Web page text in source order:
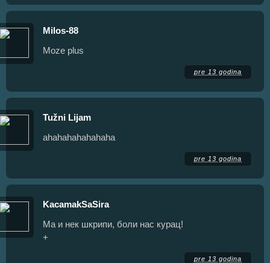
Milos-88
Moze plus
pre 13 godina
Tužni Lijam
ahahahahahahaha
pre 13 godina
KacamakSaSira
Ма и нек шкрипи, боли нас курац!
+
pre 13 godina